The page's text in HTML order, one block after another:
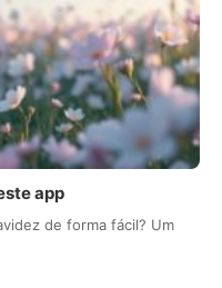
app
de forma fácil? Um